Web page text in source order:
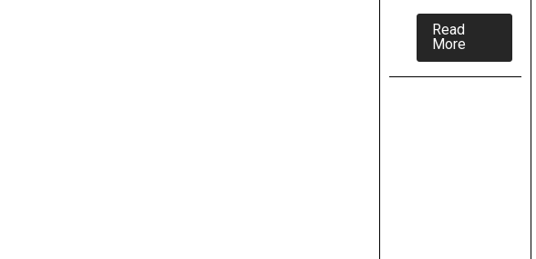
Read
More
La
13